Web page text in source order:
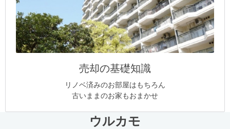
売却の基礎知識
リノベ済みのお部屋はもちろん
古いままのお家もおまかせ
ウルカモ